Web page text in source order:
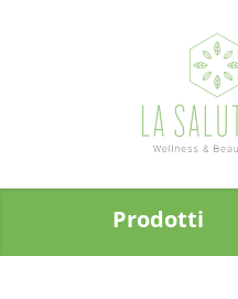
Prodotti